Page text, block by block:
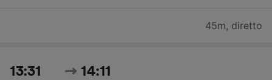
45m, diretto
13:31 14:11